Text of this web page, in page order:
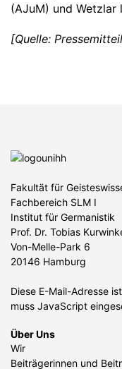
(AJuM) und Wetzlar
[Quelle:
Fakultät für
Fachbereich SLM I
Institut für Germanistik
Prof. Dr. Tobias
Von-Melle-Park 6
20146 Hamburg
Diese E-Mail-Adresse
muss JavaScript
Über Uns
Wir
Beiträgerinnen und